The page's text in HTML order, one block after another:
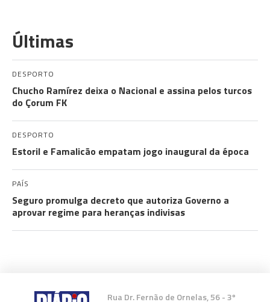
Últimas
DESPORTO
Chucho Ramírez deixa o Nacional e assina pelos turcos
do Çorum FK
DESPORTO
Estoril e Famalicão empatam jogo inaugural da época
PAÍS
Seguro promulga decreto que autoriza Governo a
aprovar regime para heranças indivisas
Rua Dr. Fernão de Ornelas, 56 - 3º